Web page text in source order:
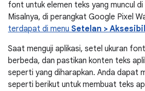
font untuk elemen teks yang muncul di
Misalnya, di perangkat Google Pixel
terdapat di menu Setelan >
Saat menguji aplikasi, setel ukuran
berbeda, dan pastikan konten teks
seperti yang diharapkan. Anda dapat
seperti berikut untuk membuat teks